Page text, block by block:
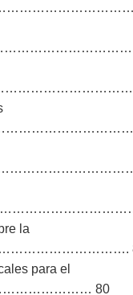
la
para el
80